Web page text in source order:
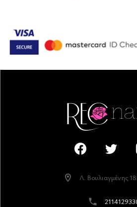
Λ. Βουλιαγµένης